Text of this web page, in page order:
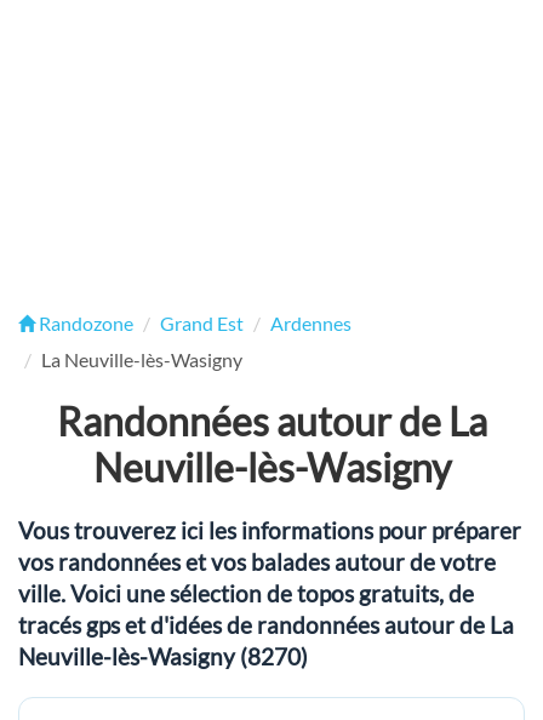
Randozone Grand Est
Ardennes
La Neuville-lès-Wasigny
Randonnées autour de La
Neuville-lès-Wasigny
Vous trouverez ici les informations pour préparer
vos randonnées et vos balades autour de votre
ville. Voici une sélection de topos gratuits, de
tracés gps et d'idées de randonnées autour de La
Neuville-lès-Wasigny (8270)